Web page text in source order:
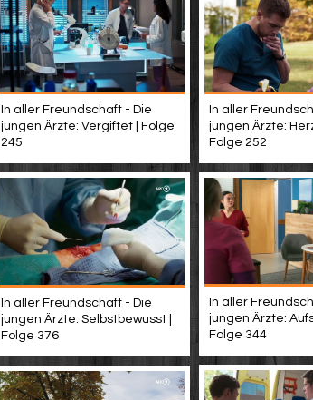
In aller Freundschaft - Die
jungen Ärzte: Vergiftet | Folge
245
In aller
jungen Ärzte:
Folge 252
In aller Freundschaft - Die
jungen Ärzte: Selbstbewusst |
Folge 376
In aller
jungen Ärzte:
Folge 344